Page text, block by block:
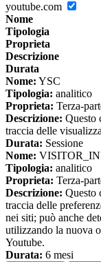
youtube.com
Nome
Tipologia
Proprieta
Descrizione
Durata
Nome: YSC
Tipologia: analitico
Proprieta: Terza-
Descrizione: Questo
traccia delle
Durata: Sessione
Nome:
Tipologia: analitico
Proprieta: Terza-
Descrizione: Questo
traccia delle
nei siti; può anche
utilizzando la nuova
Youtube.
Durata: 6 mesi